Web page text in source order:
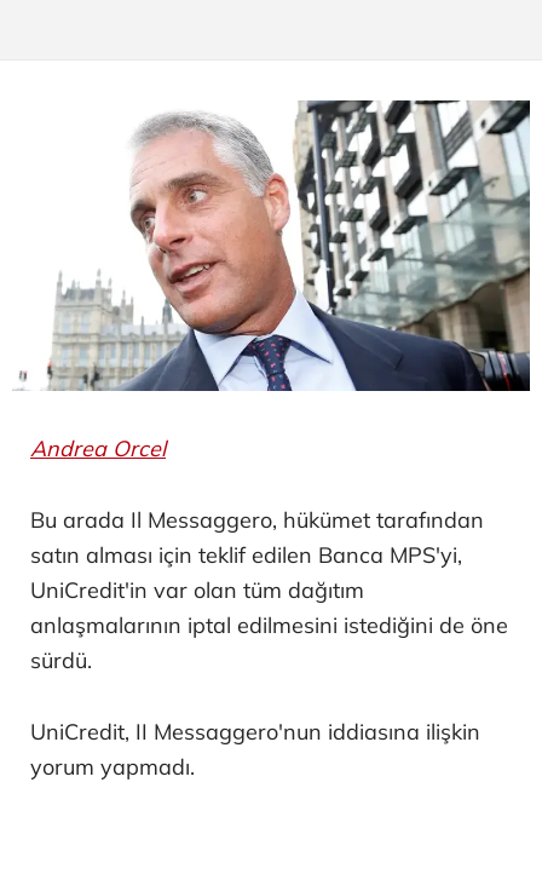
Andrea Orcel
Bu arada Il Messaggero, hükümet tarafından
satın alması için teklif edilen Banca MPS'yi,
UniCredit'in var olan tüm dağıtım
anlaşmalarının iptal edilmesini istediğini de öne
sürdü.
UniCredit, II Messaggero'nun iddiasına ilişkin
yorum yapmadı.